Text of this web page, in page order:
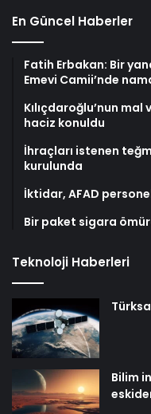
En Güncel Haberler
Fatih Erbakan: Bir
Emevi Camii’nde
Kılıçdaroğlu’nun
haciz konuldu
İhraçları istenen
kurulunda
İktidar, AFAD
Bir paket sigara
Teknoloji Haberleri
Bilim